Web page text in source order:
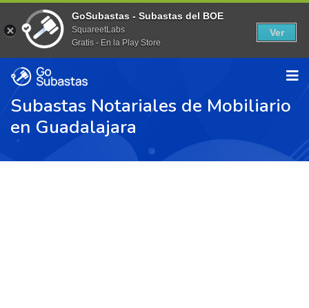
Subastas Notariales de Mobiliario
en Guadalajara
GoSubastas - Subastas del BOE
SquareetLabs
Gratis - En la Play Store
Ver